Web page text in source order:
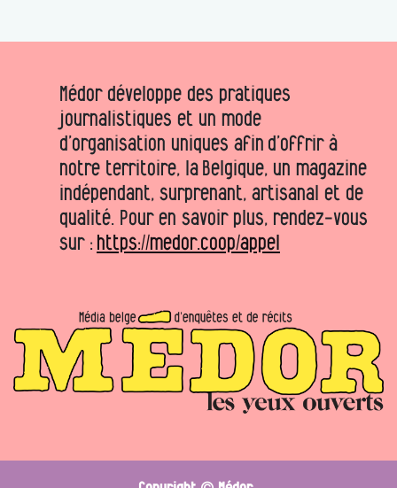
Médor développe des pratiques
journalistiques et un mode
d’organisation uniques afin d’offrir à
notre territoire, la Belgique, un magazine
indépendant, surprenant, artisanal et de
qualité. Pour en savoir plus, rendez-vous
sur : https://medor.coop/appel